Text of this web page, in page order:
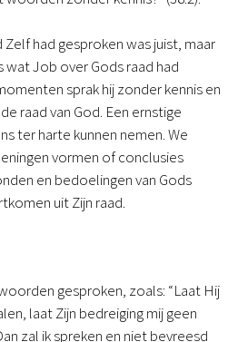
had gesproken was juist, maar
Job over Gods raad had
sprak hij zonder kennis en
raad van God. Een ernstige
ter harte kunnen nemen. We
vormen of conclusies
en bedoelingen van Gods
uit Zijn raad.
gesproken, zoals: “Laat Hij
laat Zijn bedreiging mij geen
zal ik spreken en niet bevreesd